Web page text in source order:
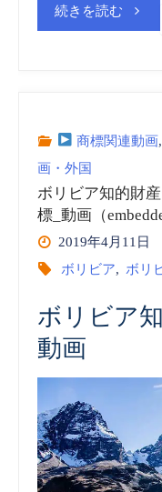
画
続きを読む“ボ
ア
的
家
務
商標関連動画,
画・外国
ボリビア知的財
標_動画（
2019年4月11日
ボリビア, ボリ
ボリビア
動画